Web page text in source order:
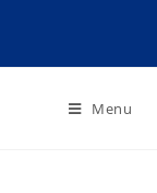
Menu